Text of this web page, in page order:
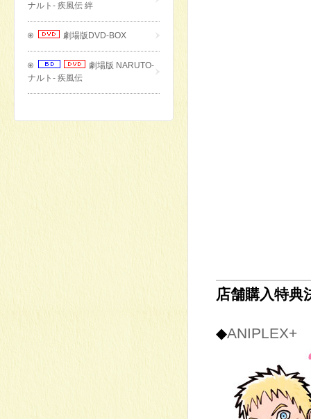
ナルト- 疾風伝 絆
劇場版DVD-BOX
劇場版 NARUTO-
ナルト- 疾風伝
店舗購入特典
◆ANIPLEX+